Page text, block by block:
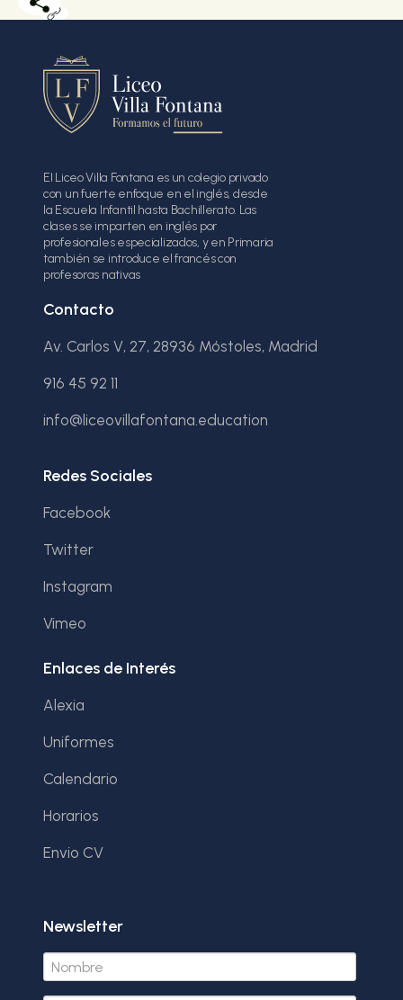
El Liceo Villa Fontana es un colegio privado
con un fuerte enfoque en el inglés, desde
la Escuela Infantil hasta Bachillerato. Las
clases se imparten en inglés por
profesionales especializados, y en Primaria
también se introduce el francés con
profesoras nativas
Contacto
Av. Carlos V, 27, 28936 Móstoles, Madrid
916 45 92 11
info@liceovillafontana.education
Redes Sociales
Facebook
Twitter
Instagram
Vimeo
Enlaces de Interés
Alexia
Uniformes
Calendario
Horarios
Envio CV
Newsletter